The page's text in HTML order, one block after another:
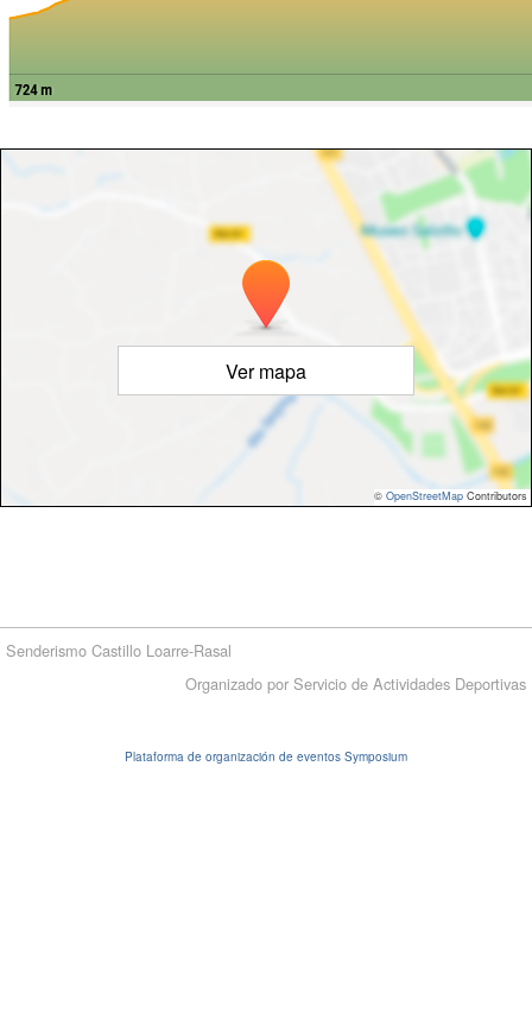
Ver mapa
© OpenStreetMap Contributors
Senderismo Castillo Loarre-Rasal
Organizado por Servicio de Actividades Deportivas
Plataforma de organización de eventos Symposium